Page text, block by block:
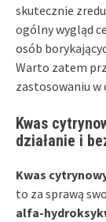
skutecznie
ogólny wygląd
osób
Warto zatem
zastosowaniu w
Kwas
działanie i
Kwas
to za sprawą
alfa-